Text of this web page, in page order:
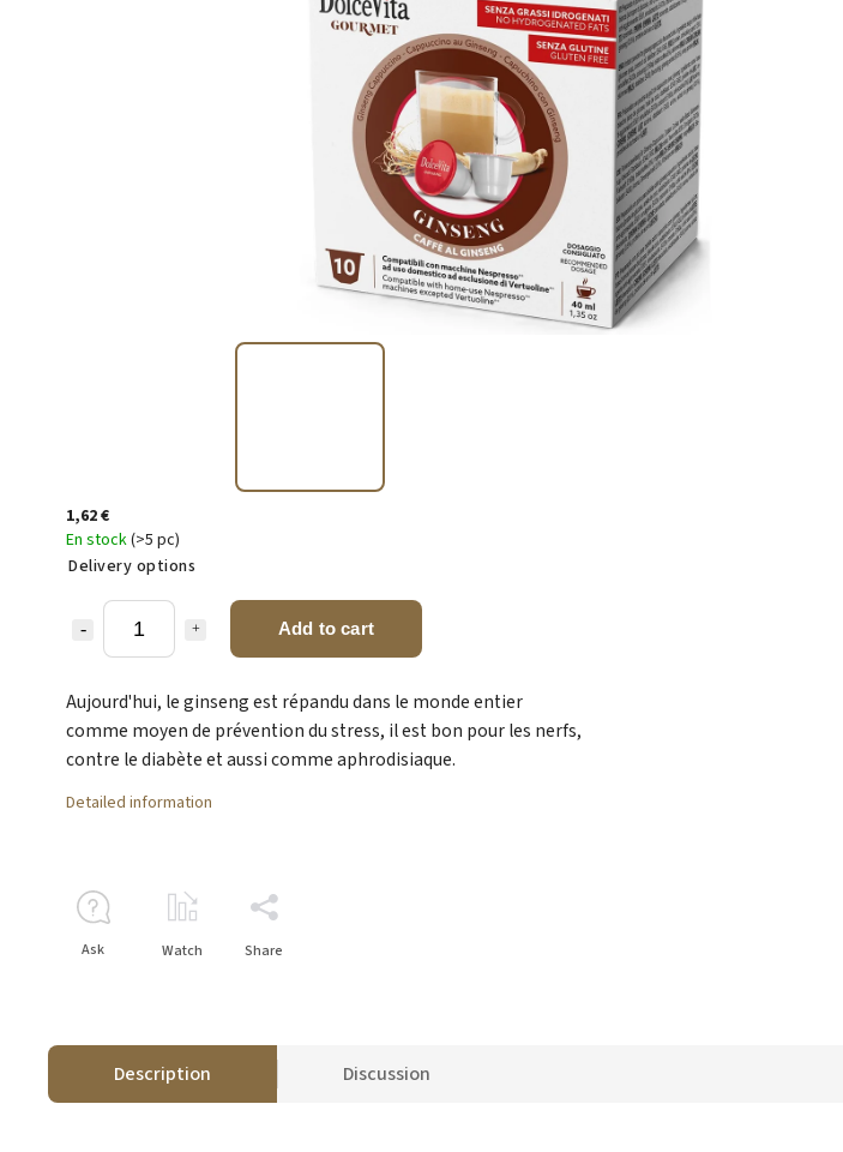
1,62 €
En stock(>5 pc)
Delivery options
Add to cart
Aujourd'hui, le ginseng est répandu dans le monde entier
comme moyen de prévention du stress, il est bon pour les nerfs,
contre le diabète et aussi comme aphrodisiaque.
Detailed information
Ask Watch Share
Description Discussion